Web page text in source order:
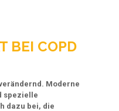
BEI COPD
Moderne
spezielle
dazu bei, die